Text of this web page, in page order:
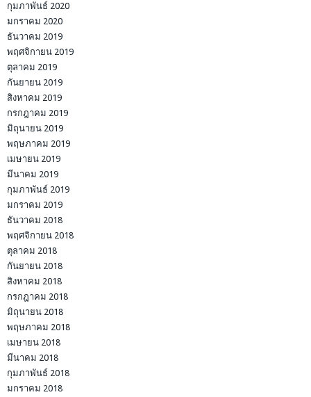
กุมภาพันธ์ 2020
มกราคม 2020
ธันวาคม 2019
พฤศจิกายน 2019
ตุลาคม 2019
กันยายน 2019
สิงหาคม 2019
กรกฎาคม 2019
มิถุนายน 2019
พฤษภาคม 2019
เมษายน 2019
มีนาคม 2019
กุมภาพันธ์ 2019
มกราคม 2019
ธันวาคม 2018
พฤศจิกายน 2018
ตุลาคม 2018
กันยายน 2018
สิงหาคม 2018
กรกฎาคม 2018
มิถุนายน 2018
พฤษภาคม 2018
เมษายน 2018
มีนาคม 2018
กุมภาพันธ์ 2018
มกราคม 2018